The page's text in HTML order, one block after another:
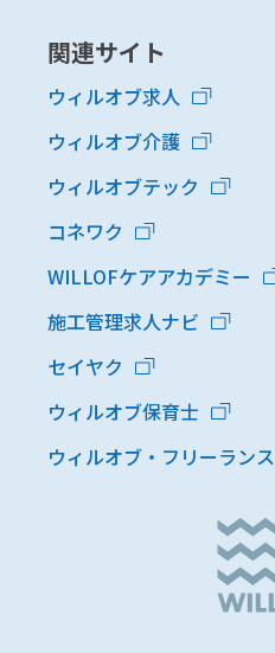
関連サイト
ウィルオブ求人
ウィルオブ介護
ウィルオブテック
コネワク
WILLOFケアアカデミー
施工管理求人ナビ
セイヤク
ウィルオブ保育士
ウィルオブ・フリーランス